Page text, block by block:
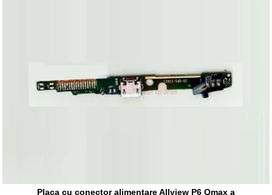
Placa cu conector alimentare Allview P6 Qmax a